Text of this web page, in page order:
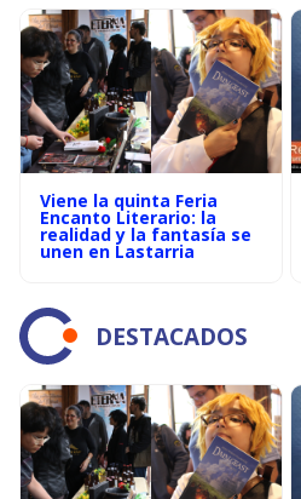
Viene la quinta Feria
Encanto Literario: la
realidad y la fantasía se
unen en Lastarria
DESTACADOS